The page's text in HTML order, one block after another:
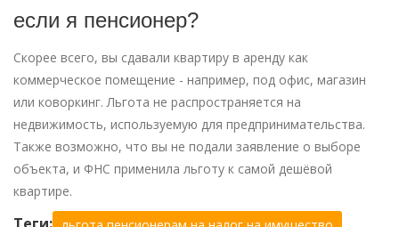
если я пенсионер?
Скорее всего, вы сдавали квартиру в аренду как
коммерческое помещение - например, под офис, магазин
или коворкинг. Льгота не распространяется на
недвижимость, используемую для предпринимательства.
Также возможно, что вы не подали заявление о выборе
объекта, и ФНС применила льготу к самой дешёвой
квартире.